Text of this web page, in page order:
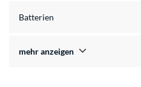
Batterien
mehr anzeigen